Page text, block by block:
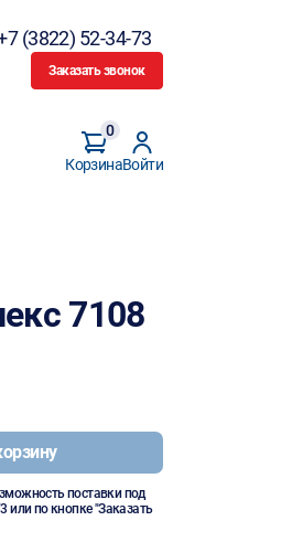
(3822) 52-34-73
Заказать звонок
Корзина
0
Войти
7108
поставки под
или по кнопке "Заказать